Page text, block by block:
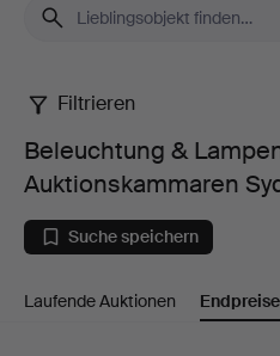
Beleuchtung
Lampen
bei
Filtrieren
Beleuchtung &
Auktionskammaren
Suche speichern
Laufende Auktionen Endpreise